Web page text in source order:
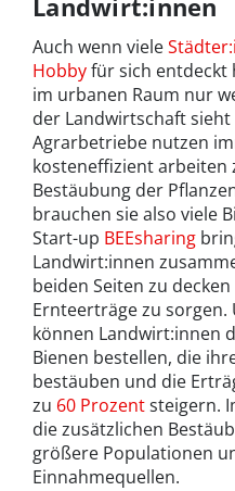
Landwirt:innen
Auch wenn viele
Hobbyfür sich entdeckt
im urbanen Raum nur
der Landwirtschaft
Agrarbetriebe nutzen
kosteneffizient arbeiten
Bestäubung der
brauchen sie also viele
Start-up BEEsharing
Landwirt:innen
beiden Seiten zu
Ernteerträge zu sorgen.
können Landwirt:innen
Bienen bestellen, die
bestäuben und die
zu 60 Prozentsteigern.
die zusätzlichen
größere Populationen
Einnahmequellen.